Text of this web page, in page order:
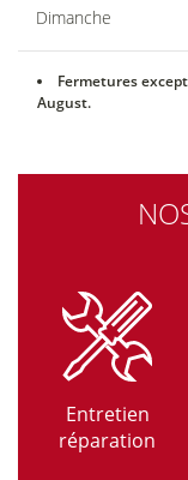
Dimanche
Fermetures
August.
Entretien
réparation